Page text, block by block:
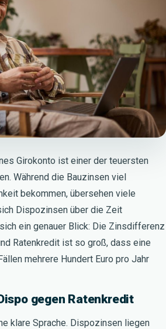
Girokonto ist einer der teuersten
Während die Bauzinsen viel
bekommen, übersehen viele
Dispozinsen über die Zeit
ein genauer Blick: Die Zinsdifferenz
Ratenkredit ist so groß, dass eine
mehrere Hundert Euro pro Jahr
gegen Ratenkredit
klare Sprache. Dispozinsen liegen